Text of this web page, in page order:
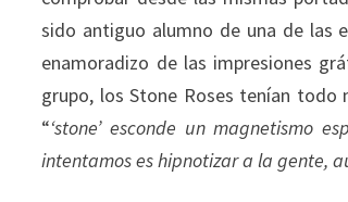
sido antiguo alumno de una de las
enamoradizo de las impresiones
grupo, los Stone Roses tenían todo
“‘stone’ esconde un magnetismo
intentamos es hipnotizar a la gente,